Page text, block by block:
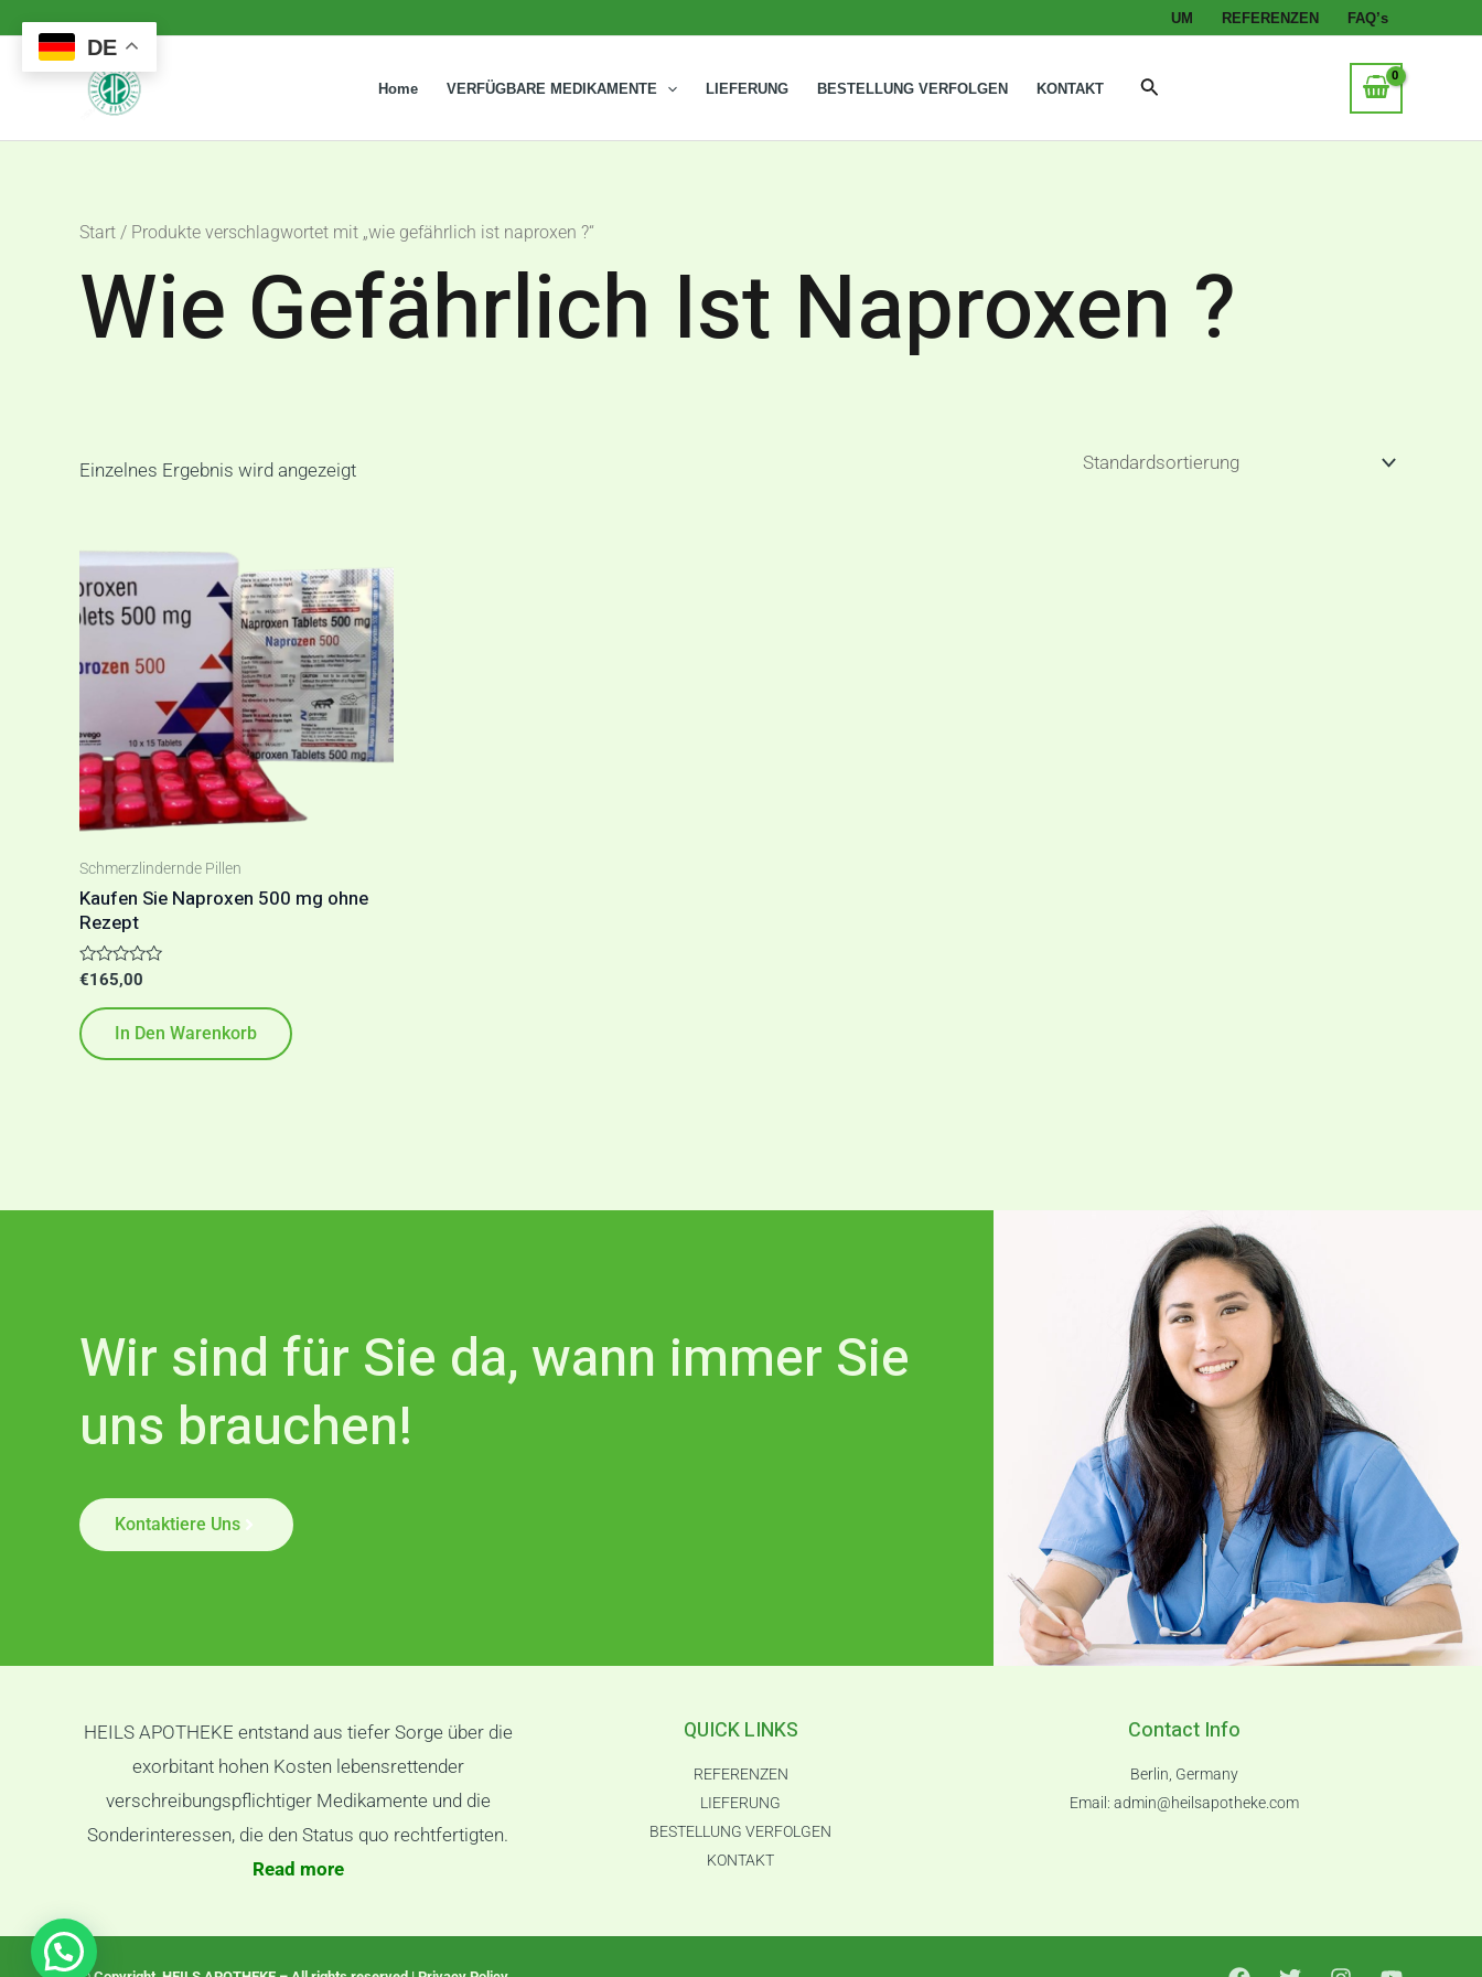
Inhalt
UM REFERENZEN FAQ’s
Home VERFÜGBARE MEDIKAMENTE LIEFERUNG BESTELLUNG VERFOLGEN KONTAKT Suche
Start / Produkte verschlagwortet mit „wie gefährlich ist naproxen ?“
Wie Gefährlich Ist Naproxen ?
Einzelnes Ergebnis wird angezeigt
Schmerzlindernde Pillen
Kaufen Sie Naproxen 500 mg ohne
Rezept
Bewertet
von
5
€165,00
In Den Warenkorb
Wir sind für Sie da, wann immer Sie
uns brauchen!
Kontaktiere Uns
HEILS APOTHEKE entstand aus tiefer Sorge über die
exorbitant hohen Kosten lebensrettender
verschreibungspflichtiger Medikamente und die
Sonderinteressen, die den Status quo rechtfertigten.
Read more
QUICK LINKS
REFERENZEN
LIEFERUNG
BESTELLUNG VERFOLGEN
KONTAKT
Contact Info
Berlin, Germany
Email: admin@heilsapotheke.com
DE